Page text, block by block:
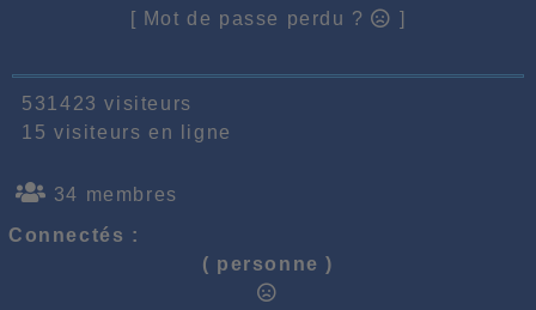
[ Mot de passe perdu ? ]
531423 visiteurs
15 visiteurs en ligne
34 membres
Connectés :
( personne )